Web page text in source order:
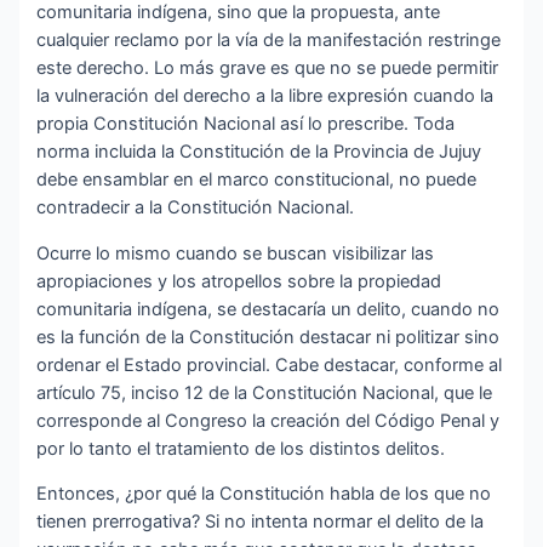
comunitaria indígena, sino que la propuesta, ante
cualquier reclamo por la vía de la manifestación restringe
este derecho. Lo más grave es que no se puede permitir
la vulneración del derecho a la libre expresión cuando la
propia Constitución Nacional así lo prescribe. Toda
norma incluida la Constitución de la Provincia de Jujuy
debe ensamblar en el marco constitucional, no puede
contradecir a la Constitución Nacional.
Ocurre lo mismo cuando se buscan visibilizar las
apropiaciones y los atropellos sobre la propiedad
comunitaria indígena, se destacaría un delito, cuando no
es la función de la Constitución destacar ni politizar sino
ordenar el Estado provincial. Cabe destacar, conforme al
artículo 75, inciso 12 de la Constitución Nacional, que le
corresponde al Congreso la creación del Código Penal y
por lo tanto el tratamiento de los distintos delitos.
Entonces, ¿por qué la Constitución habla de los que no
tienen prerrogativa? Si no intenta normar el delito de la